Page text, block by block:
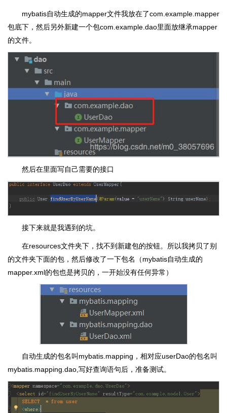
mybatis自动生成的mapper文件我放在了com.example.mapper
包底下，然后另外新建一个包com.example.dao里面放继承mapper
的文件。
然后在里面写自己需要的接口
接下来就是我遇到的坑。
在resources文件夹下，找不到新建包的按钮。所以我拷贝了别
的文件夹下面的包，然后修改了一下包名（mybatis自动生成的
mapper.xml的包也是拷贝的，一开始没有任何异常）
自动生成的包名叫mybatis.mapping，相对应userDao的包名叫
mybatis.mapping.dao,写好查询语句后，准备测试。